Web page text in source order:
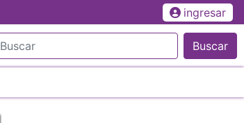
ingresar
Buscar